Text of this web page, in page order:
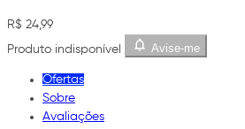
R$ 24,99
Produto indisponível
Avise-me
Ofertas
Sobre
Avaliações